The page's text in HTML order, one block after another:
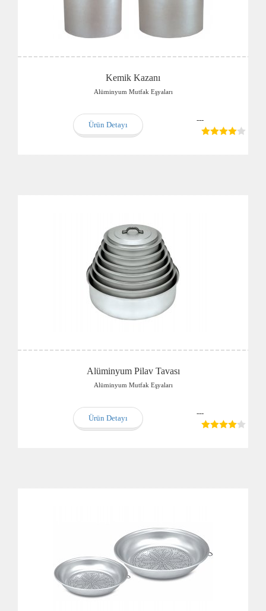
Kemik Kazanı
Alüminyum Mutfak Eşyaları
Ürün Detayı
---
Alüminyum Pilav Tavası
Alüminyum Mutfak Eşyaları
Ürün Detayı
---